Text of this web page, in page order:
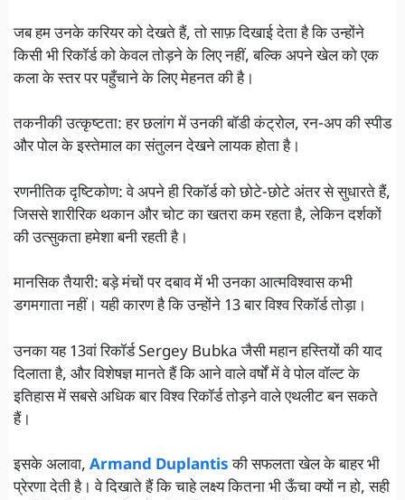
जब हम उनके करियर को देखते हैं, तो साफ़ दिखाई देता है कि उन्होंने
किसी भी रिकॉर्ड को केवल तोड़ने के लिए नहीं, बल्कि अपने खेल को एक
कला के स्तर पर पहुँचाने के लिए मेहनत की है।
तकनीकी उत्कृष्टता: हर छलांग में उनकी बॉडी कंट्रोल, रन-अप की स्पीड
और पोल के इस्तेमाल का संतुलन देखने लायक होता है।
रणनीतिक दृष्टिकोण: वे अपने ही रिकॉर्ड को छोटे-छोटे अंतर से सुधारते हैं,
जिससे शारीरिक थकान और चोट का खतरा कम रहता है, लेकिन दर्शकों
की उत्सुकता हमेशा बनी रहती है।
मानसिक तैयारी: बड़े मंचों पर दबाव में भी उनका आत्मविश्वास कभी
डगमगाता नहीं। यही कारण है कि उन्होंने 13 बार विश्व रिकॉर्ड तोड़ा।
उनका यह 13वां रिकॉर्ड Sergey Bubka जैसी महान हस्तियों की याद
दिलाता है, और विशेषज्ञ मानते हैं कि आने वाले वर्षों में वे पोल वॉल्ट के
इतिहास में सबसे अधिक बार विश्व रिकॉर्ड तोड़ने वाले एथलीट बन सकते
हैं।
इसके अलावा, Armand Duplantisकी सफलता खेल के बाहर भी
प्रेरणा देती है। वे दिखाते हैं कि चाहे लक्ष्य कितना भी ऊँचा क्यों न हो, सही